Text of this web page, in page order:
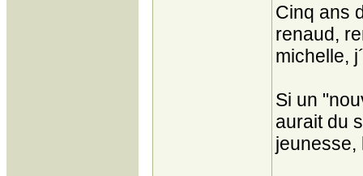
Cinq ans
renaud,
michelle,
Si un
aurait du
jeunesse,